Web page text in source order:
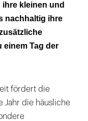
ihre kleinen und
nachhaltig ihre
einem Tag der
fördert die
Jahr die häusliche